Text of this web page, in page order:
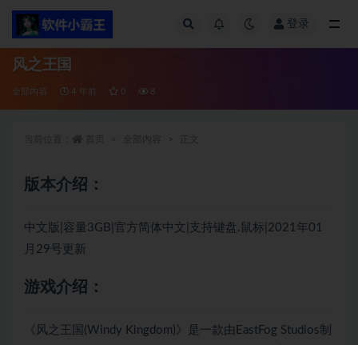
登录
风之王国
全部内容 4 年前 0 8
版本介绍：
中文版|容量3GB|官方简体中文|支持键盘.鼠标|2021年01
月29号更新
游戏介绍：
《风之王国(Windy Kingdom)》是一款由EastFog Studios制